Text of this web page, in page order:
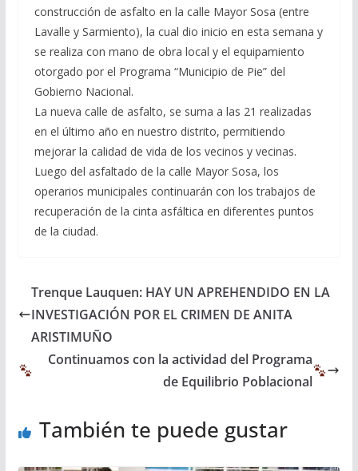
construcción de asfalto en la calle Mayor Sosa (entre
Lavalle y Sarmiento), la cual dio inicio en esta semana y
se realiza con mano de obra local y el equipamiento
otorgado por el Programa “Municipio de Pie” del
Gobierno Nacional.
La nueva calle de asfalto, se suma a las 21 realizadas
en el último año en nuestro distrito, permitiendo
mejorar la calidad de vida de los vecinos y vecinas.
Luego del asfaltado de la calle Mayor Sosa, los
operarios municipales continuarán con los trabajos de
recuperación de la cinta asfáltica en diferentes puntos
de la ciudad.
Trenque Lauquen: HAY UN APREHENDIDO EN LA
INVESTIGACIÓN POR EL CRIMEN DE ANITA
ARISTIMUÑO
Continuamos con la actividad del Programa
de Equilibrio Poblacional
También te puede gustar